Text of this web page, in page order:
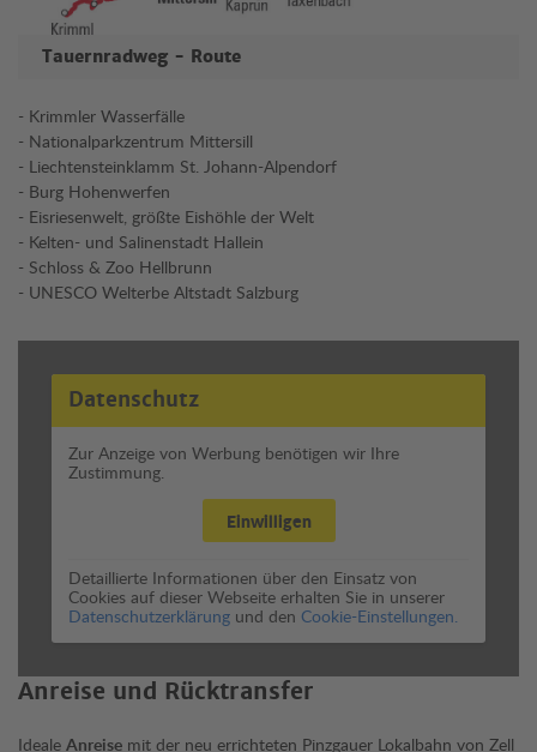
Tauernradweg - Route
- Krimmler Wasserfälle
- Nationalparkzentrum Mittersill
- Liechtensteinklamm St. Johann-Alpendorf
- Burg Hohenwerfen
- Eisriesenwelt, größte Eishöhle der Welt
- Kelten- und Salinenstadt Hallein
- Schloss & Zoo Hellbrunn
- UNESCO Welterbe Altstadt Salzburg
Datenschutz
Zur Anzeige von Werbung benötigen wir Ihre
Zustimmung.
Einwilligen
Detaillierte Informationen über den Einsatz von
Cookies auf dieser Webseite erhalten Sie in unserer
Datenschutzerklärung und den Cookie-Einstellungen.
Anreise und Rücktransfer
Ideale Anreise mit der neu errichteten Pinzgauer Lokalbahn von Zell